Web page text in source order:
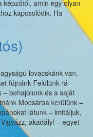
képzőtől, amin egy olyan
kapcsolódik. Ha
lovacskánk van,
fújnánk Felülünk rá –
– behajolunk és a saját
Mocsárba kerülünk –
látunk – imitáljuk,
akadály! – egyet